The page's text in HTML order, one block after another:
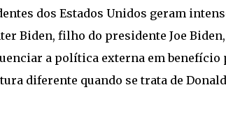
dos Estados Unidos geram
Biden, filho do presidente Joe
a política externa em benefício
diferente quando se trata de